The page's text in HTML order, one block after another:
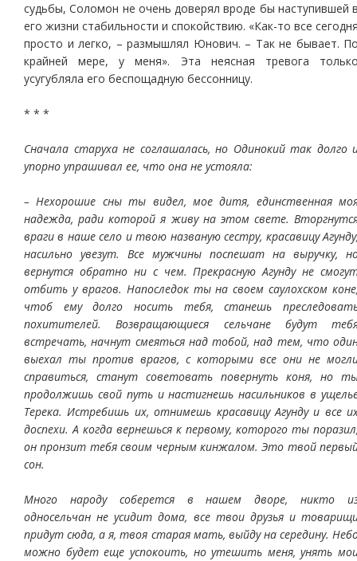
судьбы, Соломон не очень доверял вроде бы наступившей
его жизни стабильности и спокойствию. «Как-то все
просто и легко, – размышлял Юнович. – Так не бывает.
крайней мере, у меня». Эта неясная тревога
усугубляла его беспощадную бессонницу.
* * *
Сначала старуха не соглашалась, но Одинокий так долго
упорно упрашивал ее, что она не устояла:
– Нехорошие сны ты видел, мое дитя, единственная
надежда, ради которой я живу на этом свете.
враги в наше село и твою названую сестру, красавицу
насильно увезут. Все мужчины поспешат на выручку,
вернутся обратно ни с чем. Прекрасную Агунду не
отбить у врагов. Напоследок ты на своем саулохском
чтоб ему долго носить тебя, станешь
похитителей. Возвращающиеся сельчане будут
встречать, начнут смеяться над тобой, над тем, что
выехал ты против врагов, с которыми все они не
справиться, станут советовать повернуть коня, но
продолжишь свой путь и настигнешь насильников в
Терека. Истребишь их, отнимешь красавицу Агунду и все
доспехи. А когда вернешься к первому, которого ты
он пронзит тебя своим черным кинжалом. Это твой
сон.
Много народу соберется в нашем дворе, никто
односельчан не усидит дома, все твои друзья и
придут сюда, а я, твоя старая мать, выйду на середину.
можно будет еще успокоить, но утешить меня, унять